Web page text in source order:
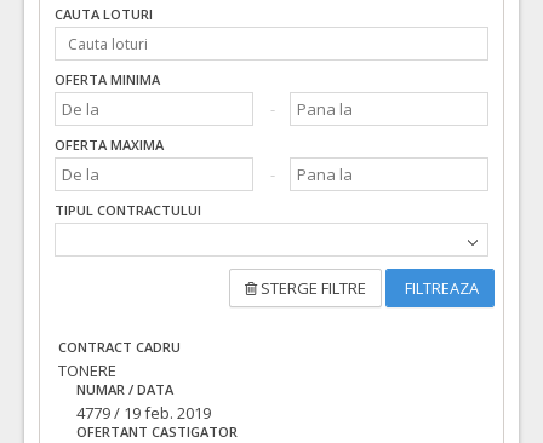
CAUTA LOTURI
OFERTA MINIMA
OFERTA MAXIMA
TIPUL CONTRACTULUI
STERGE FILTRE FILTREAZA
CONTRACT CADRU
TONERE
NUMAR / DATA
4779 / 19 feb. 2019
OFERTANT CASTIGATOR